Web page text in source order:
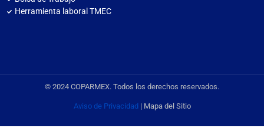
Herramienta laboral TMEC
© 2024 COPARMEX. Todos los derechos reservados.
Aviso de Privacidad | Mapa del Sitio